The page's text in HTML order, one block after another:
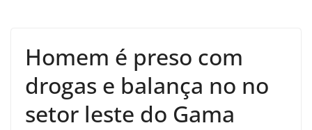
Homem é preso com
drogas e balança no no
setor leste do Gama